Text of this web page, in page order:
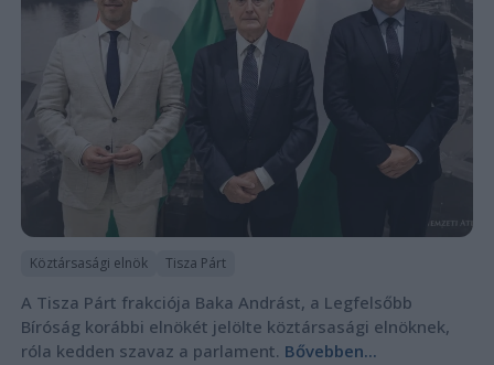
Köztársasági elnök Tisza Párt
A Tisza Párt frakciója Baka Andrást, a Legfelsőbb
Bíróság korábbi elnökét jelölte köztársasági elnöknek,
róla kedden szavaz a parlament. Bővebben...